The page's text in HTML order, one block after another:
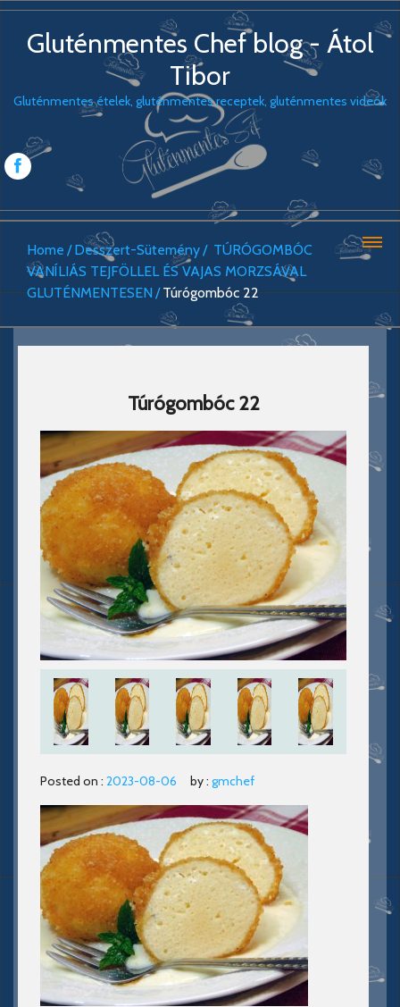
Gluténmentes Chef blog - Átol
Tibor
Gluténmentes ételek, gluténmentes receptek, gluténmentes videók
Home Desszert-Sütemény
TÚRÓGOMBÓC
VANÍLIÁS TEJFÖLLEL ÉS VAJAS MORZSÁVAL
GLUTÉNMENTESEN
Túrógombóc 22
Túrógombóc 22
Posted on : 2023-08-06 by : gmchef